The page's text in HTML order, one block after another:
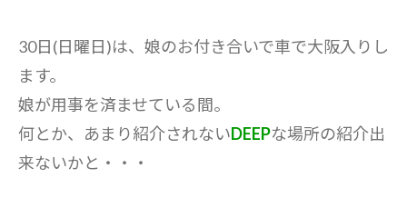
30日(日曜日)は、娘のお付き合いで車で大阪入りし
ます。
娘が用事を済ませている間。
何とか、あまり紹介されないDEEPな場所の紹介出
来ないかと・・・